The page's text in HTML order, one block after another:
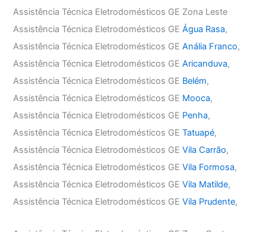
Assistência Técnica Eletrodomésticos GE Zona Leste
Assistência Técnica Eletrodomésticos GEÁgua Rasa,
Assistência Técnica Eletrodomésticos GEAnália Franco,
Assistência Técnica Eletrodomésticos GEAricanduva,
Assistência Técnica Eletrodomésticos GE Belém,
Assistência Técnica Eletrodomésticos GE Mooca,
Assistência Técnica Eletrodomésticos GE Penha,
Assistência Técnica Eletrodomésticos GETatuapé,
Assistência Técnica Eletrodomésticos GEVila Carrão,
Assistência Técnica Eletrodomésticos GEVila Formosa,
Assistência Técnica Eletrodomésticos GEVila Matilde,
Assistência Técnica Eletrodomésticos GEVila Prudente,